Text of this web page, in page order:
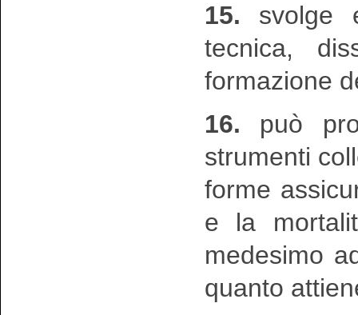
15. svolge
tecnica,
formazione
16. può
strumenti
forme
e la
medesimo
quanto